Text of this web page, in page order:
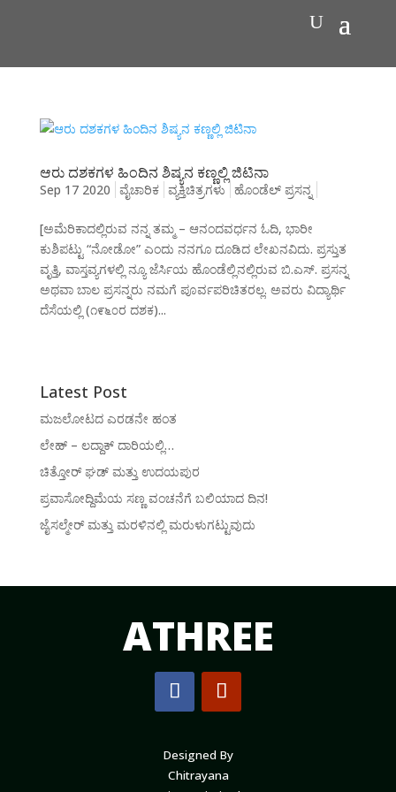
ಆರು ದಶಕಗಳ ಹಿಂದಿನ ಶಿಷ್ಯನ ಕಣ್ಣಲ್ಲಿ ಜಿಟಿನಾ
Sep 17 2020 ವೈಚಾರಿಕ ವ್ಯಕ್ತಿಚಿತ್ರಗಳು ಹೊಂಡೆಲ್ ಪ್ರಸನ್ನ
[ಅಮೆರಿಕಾದಲ್ಲಿರುವ ನನ್ನ ತಮ್ಮ – ಆನಂದವರ್ಧನ ಓದಿ, ಭಾರೀ
ಕುಶಿಪಟ್ಟು “ನೋಡೋ” ಎಂದು ನನಗೂ ದೂಡಿದ ಲೇಖನವಿದು. ಪ್ರಸ್ತುತ
ವೃತ್ತಿ, ವಾಸ್ತವ್ಯಗಳಲ್ಲಿ ನ್ಯೂ ಜೆರ್ಸಿಯ ಹೊಂಡೆಲ್ಲಿನಲ್ಲಿರುವ ಬಿ.ಎಸ್. ಪ್ರಸನ್ನ
ಅಥವಾ ಬಾಲ ಪ್ರಸನ್ನರು ನಮಗೆ ಪೂರ್ವಪರಿಚಿತರಲ್ಲ. ಅವರು ವಿದ್ಯಾರ್ಥಿ
ದೆಸೆಯಲ್ಲಿ (೧೯೬೦ರ ದಶಕ)...
Latest Post
ಮಜಲೋಟದ ಎರಡನೇ ಹಂತ
ಲೇಹ್ – ಲದ್ದಾಕ್ ದಾರಿಯಲ್ಲಿ…
ಚಿತ್ತೋರ್ ಘಡ್ ಮತ್ತು ಉದಯಪುರ
ಪ್ರವಾಸೋದ್ದಿಮೆಯ ಸಣ್ಣ ವಂಚನೆಗೆ ಬಲಿಯಾದ ದಿನ!
ಜೈಸಲ್ಮೇರ್ ಮತ್ತು ಮರಳಿನಲ್ಲಿ ಮರುಳುಗಟ್ಟುವುದು
ATHREE
Designed By
Chitrayana